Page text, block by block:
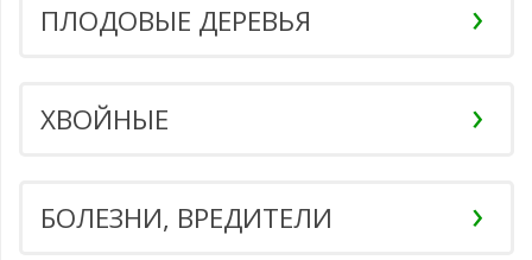
ПЛОДОВЫЕ ДЕРЕВЬЯ
ХВОЙНЫЕ
БОЛЕЗНИ, ВРЕДИТЕЛИ